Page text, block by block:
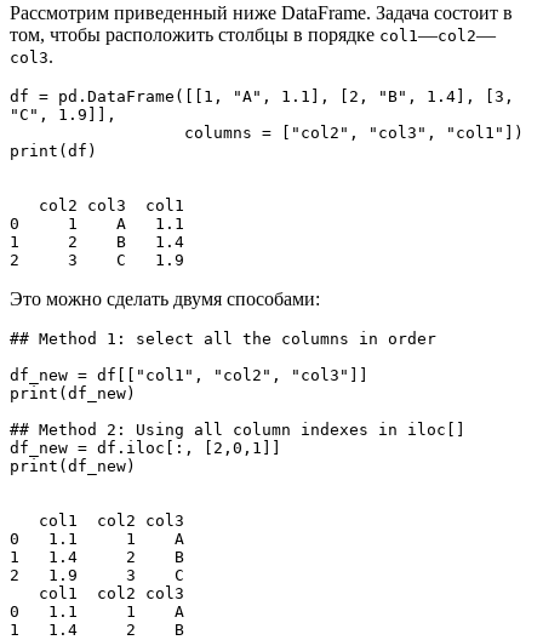
Рассмотрим приведенный ниже DataFrame. Задача состоит в
том, чтобы расположить столбцы в порядке col1 —col2—
col3.
df = pd.DataFrame([[1, "A", 1.1], [2, "B", 1.4], [3,
"C", 1.9]],
print(df)
0     1    A   1.1
1     2    B   1.4
2     3    C   1.9
Это можно сделать двумя способами:
## Method 1: select all the columns in order
df_new = df[["col1", "col2", "col3"]]
print(df_new)
## Method 2: Using all column indexes in iloc[]
df_new = df.iloc[:, [2,0,1]]
print(df_new)
0   1.1     1    A
1   1.4     2    B
2   1.9     3    C
0   1.1     1    A
1   1.4     2    B